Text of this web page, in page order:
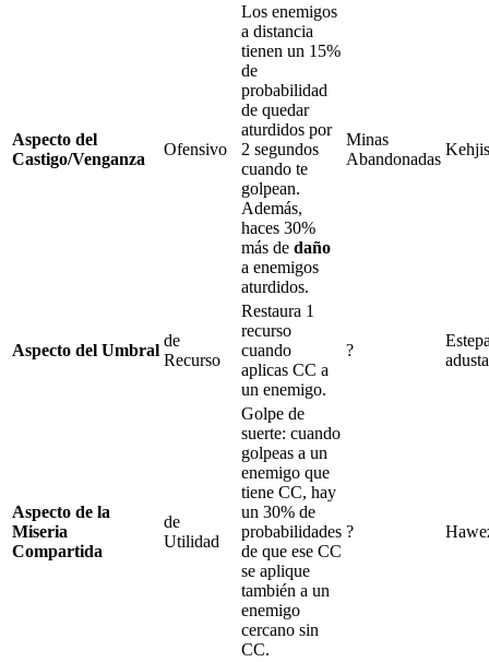
Aspecto del
Castigo/Venganza
Ofensivo
Los enemigos
a distancia
tienen un 15%
de
probabilidad
de quedar
aturdidos por
2 segundos
cuando te
golpean.
Además,
haces 30%
más de daño
a enemigos
aturdidos.
Minas
Abandonadas
Aspecto del Umbral
de
Recurso
Restaura 1
recurso
cuando
aplicas CC a
un enemigo.
?
Aspecto de la
Miseria
Compartida
de
Utilidad
Golpe de
suerte: cuando
golpeas a un
enemigo que
tiene CC, hay
un 30% de
probabilidades
de que ese CC
se aplique
también a un
enemigo
cercano sin
CC.
?